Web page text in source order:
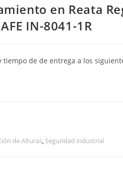
en Reata
IN-8041-1R
de de entrega a los
de Alturas Seguridad industrial